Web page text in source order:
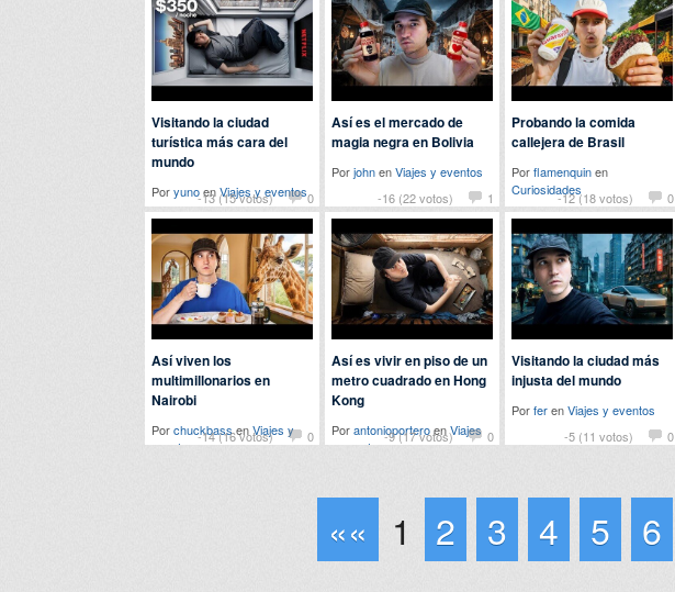
-13 (15 votos) 0
Visitando la ciudad
turística más cara del
mundo
PoryunoenViajes y eventos -16 (22 votos) 1
Así es el mercado de
magia negra en Bolivia
PorjohnenViajes y eventos
-12 (18 votos)
0
Probando la comida
callejera de Brasil
Porflamenquinen
Curiosidades
-14 (16 votos) 0
Así viven los
multimillonarios en
Nairobi
PorchuckbassenViajes y
eventos
-9 (17 votos) 0
Así es vivir en piso de un
metro cuadrado en Hong
Kong
PorantonioporteroenViajes
y eventos
-5 (11 votos) 0
Visitando la ciudad más
injusta del mundo
PorferenViajes y eventos
«« 1 2 3 4 5 6